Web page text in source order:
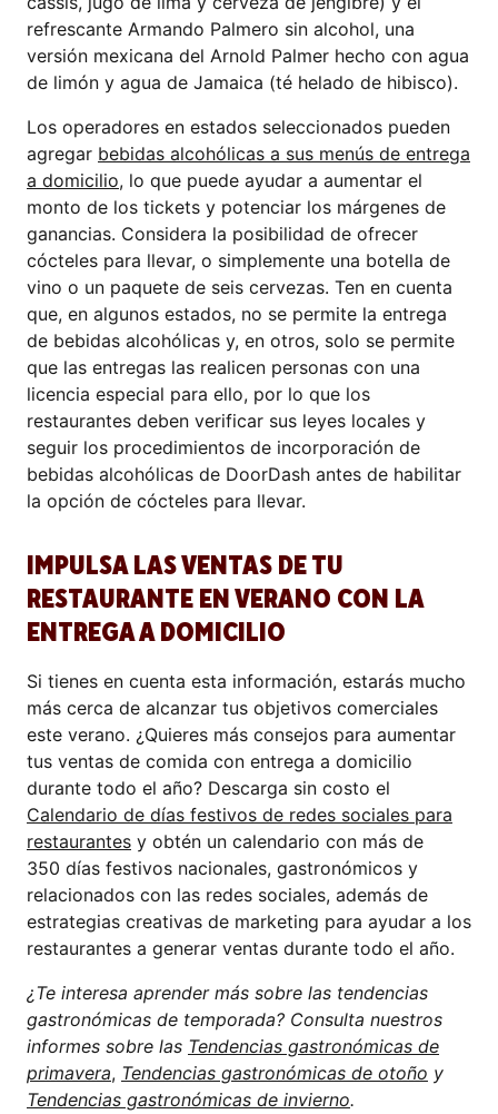
refrescante Armando Palmero sin alcohol, una
versión mexicana del Arnold Palmer hecho con agua
de limón y agua de Jamaica (té helado de hibisco).
Los operadores en estados seleccionados pueden
agregar bebidas alcohólicas a sus menús de entrega
a domicilio, lo que puede ayudar a aumentar el
monto de los tickets y potenciar los márgenes de
ganancias. Considera la posibilidad de ofrecer
cócteles para llevar, o simplemente una botella de
vino o un paquete de seis cervezas. Ten en cuenta
que, en algunos estados, no se permite la entrega
de bebidas alcohólicas y, en otros, solo se permite
que las entregas las realicen personas con una
licencia especial para ello, por lo que los
restaurantes deben verificar sus leyes locales y
seguir los procedimientos de incorporación de
bebidas alcohólicas de DoorDash antes de habilitar
la opción de cócteles para llevar.
IMPULSA LAS VENTAS DE TU
RESTAURANTE EN VERANO CON LA
ENTREGA A DOMICILIO
Si tienes en cuenta esta información, estarás mucho
más cerca de alcanzar tus objetivos comerciales
este verano. ¿Quieres más consejos para aumentar
tus ventas de comida con entrega a domicilio
durante todo el año? Descarga sin costo el
Calendario de días festivos de redes sociales para
restaurantes y obtén un calendario con más de
350 días festivos nacionales, gastronómicos y
relacionados con las redes sociales, además de
estrategias creativas de marketing para ayudar a los
restaurantes a generar ventas durante todo el año.
¿Te interesa aprender más sobre las tendencias
gastronómicas de temporada? Consulta nuestros
informes sobre las Tendencias gastronómicas de
primavera, Tendencias gastronómicas de otoño y
Tendencias gastronómicas de invierno.